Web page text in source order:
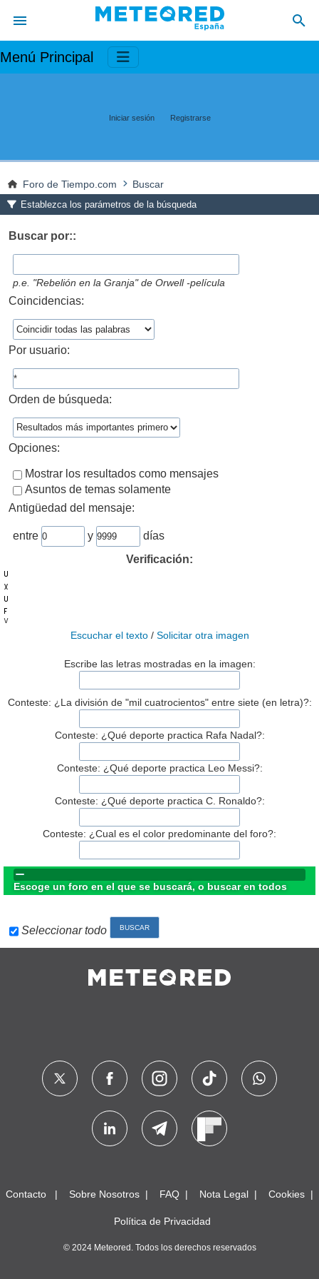
Menú Principal
Iniciar sesión Registrarse
Foro de Tiempo.com Buscar
Establezca los parámetros de la búsqueda
Buscar por::
p.e. "Rebelión en la Granja" de Orwell -película
Coincidencias:
Por usuario:
Orden de búsqueda:
Opciones:
Mostrar los resultados como mensajes
Asuntos de temas solamente
Antigüedad del mensaje:
entre y
días
Verificación:
Escuchar el texto/ Solicitar otra imagen
Escribe las letras mostradas en la imagen:
Conteste: ¿La división de "mil cuatrocientos" entre siete (en letra)?:
Conteste: ¿Qué deporte practica Rafa Nadal?:
Conteste: ¿Qué deporte practica Leo Messi?:
Conteste: ¿Qué deporte practica C. Ronaldo?:
Conteste: ¿Cual es el color predominante del foro?:
Escoge un foro en el que se buscará, o buscar en todos
Seleccionar todo
Contacto Sobre Nosotros FAQ Nota Legal Cookies
Política de Privacidad
© 2024 Meteored. Todos los derechos reservados